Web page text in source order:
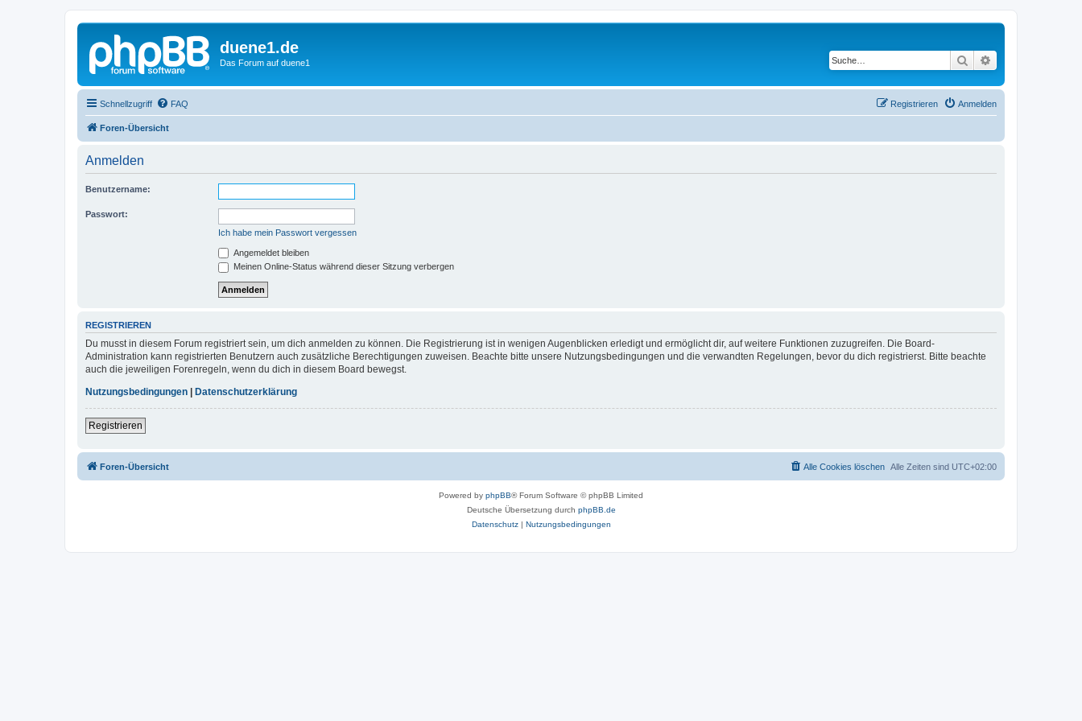
duene1.de
Das Forum auf duene1 Suche
Schnellzugriff FAQ Anmelden
Registrieren
Foren-Übersicht
Anmelden
Benutzername:
Passwort:
Ich habe mein Passwort vergessen
Angemeldet bleiben
Meinen Online-Status während dieser Sitzung verbergen
REGISTRIEREN
Du musst in diesem Forum registriert sein, um dich anmelden zu können. Die Registrierung ist in wenigen Augenblicken erledigt und ermöglicht dir, auf weitere Funktionen zuzugreifen. Die Board-
Administration kann registrierten Benutzern auch zusätzliche Berechtigungen zuweisen. Beachte bitte unsere Nutzungsbedingungen und die verwandten Regelungen, bevor du dich registrierst. Bitte beachte
auch die jeweiligen Forenregeln, wenn du dich in diesem Board bewegst.
Nutzungsbedingungen
Datenschutzerklärung
Registrieren
Foren-Übersicht Alle Zeiten sind UTC+02:00
Alle Cookies löschen
Powered by phpBB® Forum Software © phpBB Limited
Deutsche Übersetzung durch phpBB.de
Datenschutz| Nutzungsbedingungen